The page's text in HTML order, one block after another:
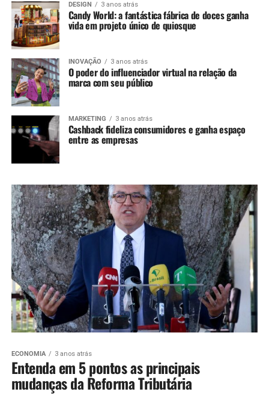
DESIGN 3 anos atrás
Candy World: a fantástica fábrica de doces ganha
vida em projeto único de quiosque
INOVAÇÃO 3 anos atrás
O poder do influenciador virtual na relação da
marca com seu público
MARKETING 3 anos atrás
Cashback fideliza consumidores e ganha espaço
entre as empresas
ECONOMIA 3 anos atrás
Entenda em 5 pontos as principais
mudanças da Reforma Tributária